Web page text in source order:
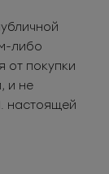
либо
от покупки
и не
настоящей